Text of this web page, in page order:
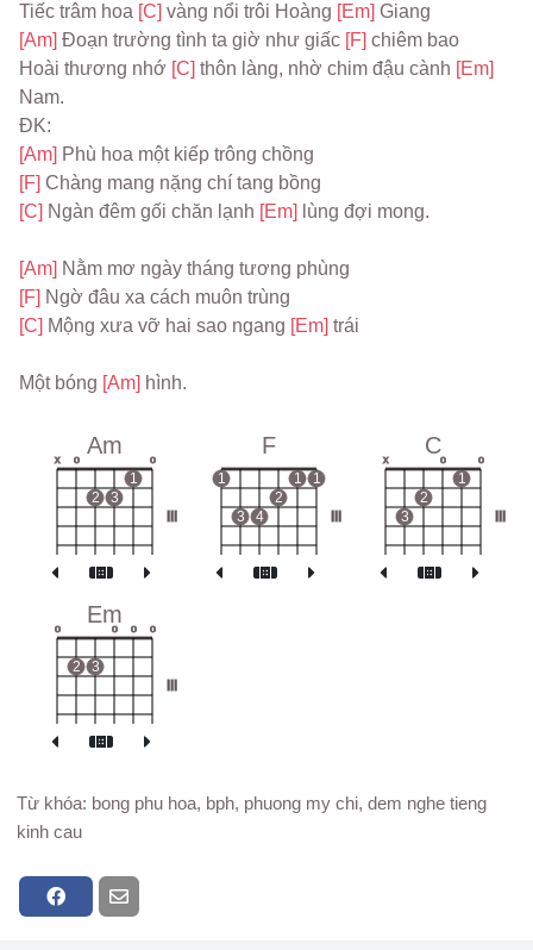
Tiếc trâm hoa [C] vàng nổi trôi Hoàng [Em]
[Am] Đoạn trường tình ta giờ như giấc [F] chiêm bao
Hoài thương nhớ [C] thôn làng, nhờ chim đậu cành
Nam.
[Am]
[F]
[C] Ngàn đêm gối chăn lạnh [Em] lùng đợi mong.
[Am]
[F]
[C] Mộng xưa vỡ hai sao ngang [Em] trái
Một bóng [Am] hình.
Am
x o
2 3
1
o
F
1
3 4
2
1 1
C
x
3
2
o
1
o
Em
o
2 3
o o o
Từ khóa: bong phu hoa, bph, phuong my chi, dem nghe tieng
kinh cau